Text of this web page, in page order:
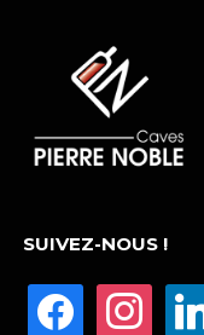
SUIVEZ-NOUS !